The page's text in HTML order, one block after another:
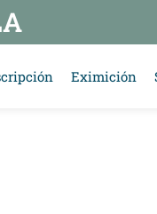
Eximición